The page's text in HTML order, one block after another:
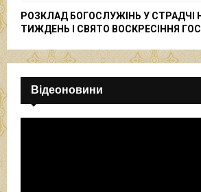
РОЗКЛАД БОГОСЛУЖІНЬ У СТРАДЧІ
ТИЖДЕНЬ І СВЯТО ВОСКРЕСІННЯ
Відеоновини